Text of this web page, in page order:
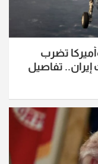
تضرب
تفاصيل